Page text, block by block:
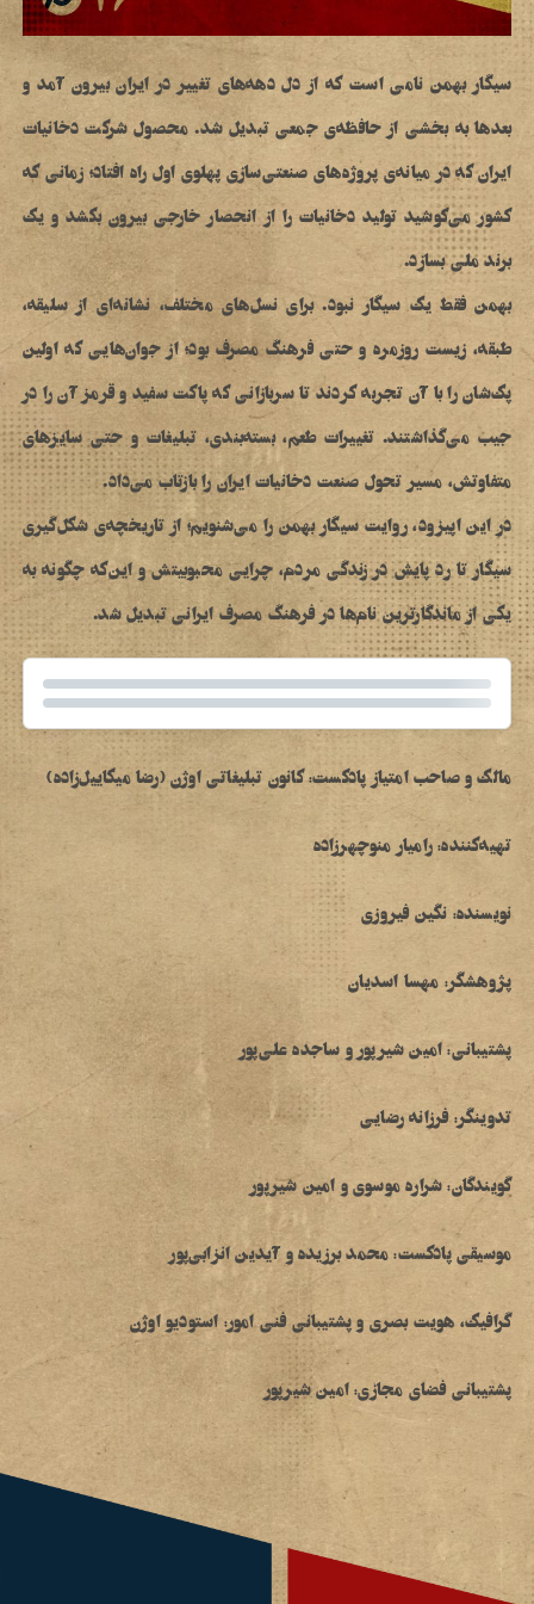
سیگار بهمن نامی است که از دل دهه‌های تغییر در ایران بیرون آمد و
بعدها به بخشی از حافظه‌ی جمعی تبدیل شد. محصول شرکت دخانیات
ایران که در میانه‌ی پروژه‌های صنعتی‌سازی پهلوی اول راه افتاد؛ زمانی که
کشور می‌کوشید تولید دخانیات را از انحصار خارجی بیرون بکشد و یک
برند ملی بسازد.
بهمن فقط یک سیگار نبود. برای نسل‌های مختلف، نشانه‌ای از سلیقه،
طبقه، زیست روزمره و حتی فرهنگ مصرف بود؛ از جوان‌هایی که اولین
پک‌شان را با آن تجربه کردند تا سربازانی که پاکت سفید و قرمز آن را در
جیب می‌گذاشتند. تغییرات طعم، بسته‌بندی، تبلیغات و حتی سایزهای
متفاوتش، مسیر تحول صنعت دخانیات ایران را بازتاب می‌داد.
در این اپیزود، روایت سیگار بهمن را می‌شنویم؛ از تاریخچه‌ی شکل‌گیری
سیگار تا رد پایش در زندگی مردم، چرایی محبوبیتش و این‌که چگونه به
یکی از ماندگارترین نام‌ها در فرهنگ مصرف ایرانی تبدیل شد.
مالک و صاحب امتیاز پادکست:کانون تبلیغاتی اوژن(رضا میکاییل‌زاده)
تهیه‌کننده:رامیار منوچهرزاده
نویسنده:نگین فیروزی
پژوهشگر:مهسا اسدیان
پشتیبانی:امین شیرپور و ساجده علی‌پور
تدوینگر:فرزانه رضایی
گویندگان:شراره موسوی و امین شیرپور
موسیقی پادکست:محمد برزیده و آیدین انزابی‌پور
گرافیک، هویت بصری و پشتیبانی فنی امور:استودیو اوژن
پشتیبانی فضای مجازی:امین شیرپور